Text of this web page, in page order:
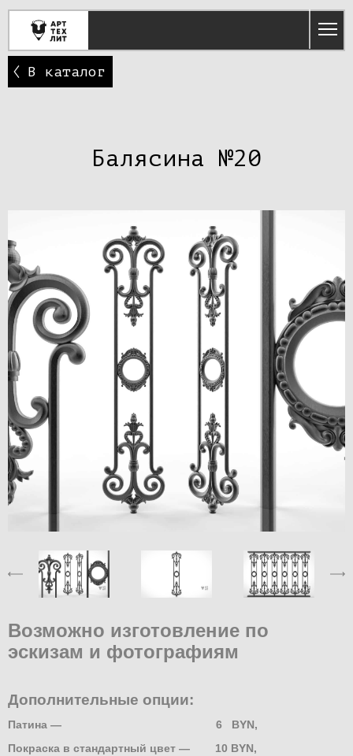
В каталог
Балясина №20
Возможно изготовление по
эскизам и фотографиям
Дополнительные опции:
Патина — 6 BYN,
Покраска в стандартный цвет — 10 BYN,